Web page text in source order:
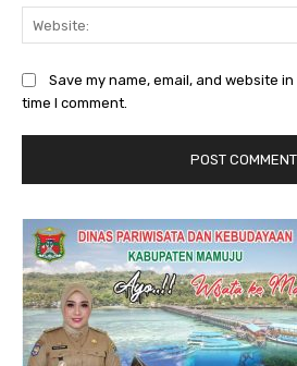
Save my name, email, and website
time I comment.